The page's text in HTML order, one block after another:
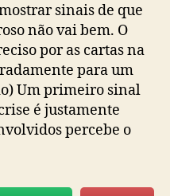
sinais de que
não vai bem. O
por as cartas na
para um
Um primeiro sinal
é justamente
percebe o